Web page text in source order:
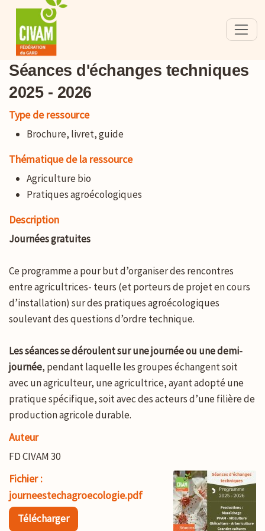
Séances d'échanges techniques
2025 - 2026
Type de ressource
Brochure, livret, guide
Thématique de la ressource
Agriculture bio
Pratiques agroécologiques
Description
Journées gratuites
Ce programme a pour but d’organiser des rencontres
entre agricultrices- teurs (et porteurs de projet en cours
d’installation) sur des pratiques agroécologiques
soulevant des questions d’ordre technique.
Les séances se déroulent sur une journée ou une demi-
journée, pendant laquelle les groupes échangent soit
avec un agriculteur, une agricultrice, ayant adopté une
pratique spécifique, soit avec des acteurs d’une filière de
production agricole durable.
Auteur
FD CIVAM 30
Fichier :
journeestechagroecologie.pdf
Télécharger